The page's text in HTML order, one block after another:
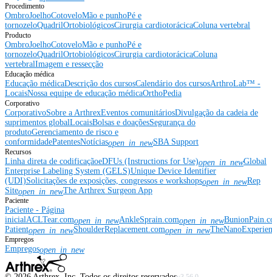
Procedimento
OmbroJoelhoCotoveloMão e punhoPé e
tornozeloQuadrilOrtobiológicosCirurgia cardiotorácicaColuna vertebral
Producto
OmbroJoelhoCotoveloMão e punhoPé e
tornozeloQuadrilOrtobiológicosCirurgia cardiotorácicaColuna
vertebralImagem e ressecção
Educação médica
Educação médicaDescrição dos cursosCalendário dos cursosArthroLab™ -
LocaisNossa equipe de educação médicaOrthoPedia
Corporativo
CorporativoSobre a ArthrexEventos comunitáriosDivulgação da cadeia de
suprimentos globalLocaisBolsas e doaçõesSegurança do
produtoGerenciamento de risco e
conformidadePatentesNotíciasopen_in_newSBA Support
Recursos
Linha direta de codificaçãoeDFUs (Instructions for Use)open_in_newGlobal
Enterprise Labeling System (GELS)Unique Device Identifier
(UDI)Solicitações de exposições, congressos e workshopsopen_in_newRep
Siteopen_in_newThe Arthrex Surgeon App
Paciente
Paciente - Página
inicial ACLTear.comopen_in_newAnkleSprain.comopen_in_new
Patientopen_in_newShoulderReplacement.comopen_in_new
Empregos
Empregosopen_in_new